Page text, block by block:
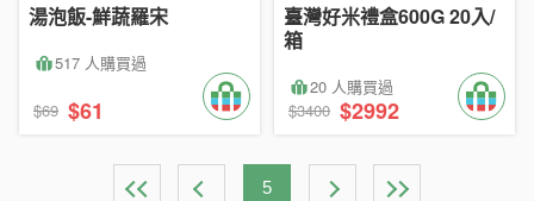
湯泡飯-鮮蔬羅宋
517 人購買過
$69 $61
臺灣好米禮盒600G 20入/
箱
20 人購買過
$3400 $2992
5